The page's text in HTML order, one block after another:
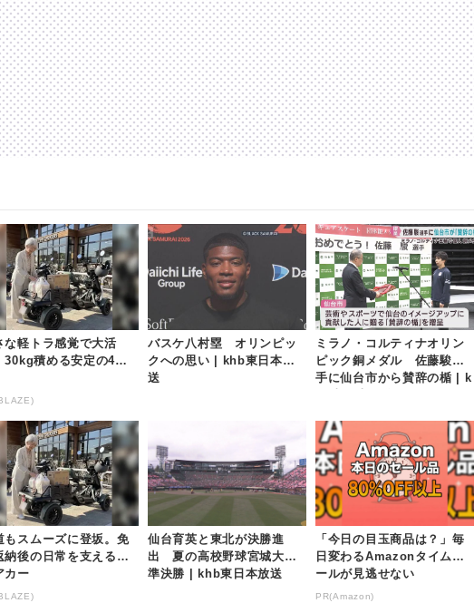
な軽トラ感覚で大活
30kg積める安定の4輪E
バスケ八村塁 オリンピッ
クへの思い | khb東日本放
送
ミラノ・コルティナオリン
ピック銅メダル 佐藤駿選
手に仙台市から賛辞の楯 | k
もスムーズに登坂。免
納後の日常を支えるシ
カー
仙台育英と東北が決勝進
出 夏の高校野球宮城大会
準決勝 | khb東日本放送
「今日の目玉商品は？」毎
日変わるAmazonタイムセ
ールが見逃せない
PR(Amazon)